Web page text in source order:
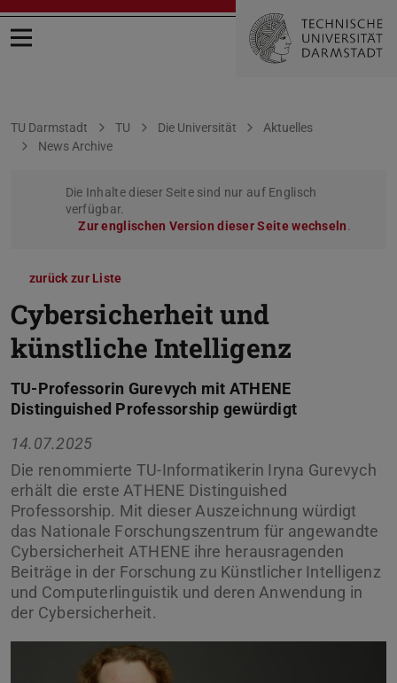
Menü öffnen
Sie befinden sich hier:
TU Darmstadt TU Die Universität
Aktuelles
News Archive
Die Inhalte dieser Seite sind nur auf Englisch
verfügbar.
Zur englischen Version dieser Seite wechseln.
zurück zur Liste
Cybersicherheit und
künstliche Intelligenz
TU-Professorin Gurevych mit ATHENE
Distinguished Professorship gewürdigt
14.07.2025
Die renommierte TU-Informatikerin Iryna Gurevych
erhält die erste ATHENE Distinguished
Professorship. Mit dieser Auszeichnung würdigt
das Nationale Forschungszentrum für angewandte
Cybersicherheit ATHENE ihre herausragenden
Beiträge in der Forschung zu Künstlicher Intelligenz
und Computerlinguistik und deren Anwendung in
der Cybersicherheit.